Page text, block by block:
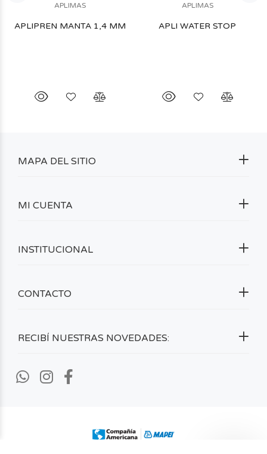
APLIMAS
APLIPREN MANTA 1,4 MM
APLIMAS
APLI WATER STOP
RECIBÍ NUESTRAS NOVEDADES:
MAPA DEL SITIO
MI CUENTA
INSTITUCIONAL
CONTACTO